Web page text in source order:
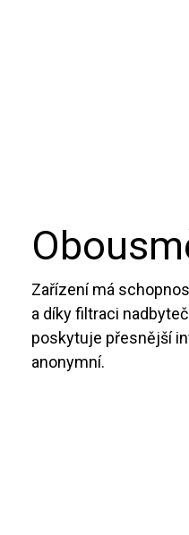
Zařízení má
a díky filtraci
poskytuje přesnější
anonymní.